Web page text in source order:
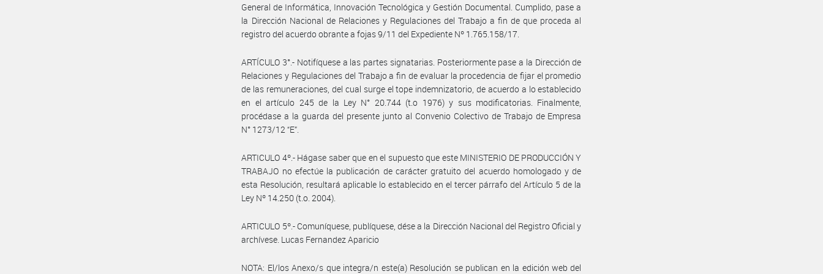
General de Informática, Innovación Tecnológica y Gestión Documental. Cumplido, pase a
la Dirección Nacional de Relaciones y Regulaciones del Trabajo a fin de que proceda al
registro del acuerdo obrante a fojas 9/11 del Expediente Nº 1.765.158/17.
ARTÍCULO 3°.- Notifíquese a las partes signatarias. Posteriormente pase a la Dirección de
Relaciones y Regulaciones del Trabajo a fin de evaluar la procedencia de fijar el promedio
de las remuneraciones, del cual surge el tope indemnizatorio, de acuerdo a lo establecido
en el artículo 245 de la Ley N° 20.744 (t.o 1976) y sus modificatorias. Finalmente,
procédase a la guarda del presente junto al Convenio Colectivo de Trabajo de Empresa
N° 1273/12 “E”.
ARTICULO 4º.- Hágase saber que en el supuesto que este MINISTERIO DE PRODUCCIÓN Y
TRABAJO no efectúe la publicación de carácter gratuito del acuerdo homologado y de
esta Resolución, resultará aplicable lo establecido en el tercer párrafo del Artículo 5 de la
Ley Nº 14.250 (t.o. 2004).
ARTICULO 5º.- Comuníquese, publíquese, dése a la Dirección Nacional del Registro Oficial y
archívese. Lucas Fernandez Aparicio
NOTA: El/los Anexo/s que integra/n este(a) Resolución se publican en la edición web del